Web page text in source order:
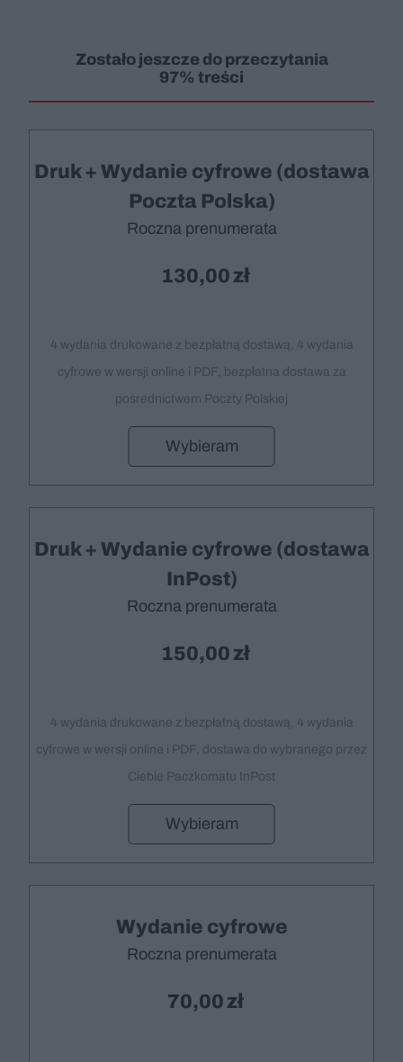
Zostało jeszcze do przeczytania
97% treści
Druk + Wydanie cyfrowe (dostawa
Poczta Polska)
Roczna prenumerata
130,00
4 wydania drukowane z bezpłatną dostawą, 4 wydania
cyfrowe w wersji online i PDF, bezpłatna dostawa za
pośrednictwem Poczty Polskiej
Wybieram
Druk + Wydanie cyfrowe (dostawa
InPost)
Roczna prenumerata
150,00
4 wydania drukowane z bezpłatną dostawą, 4 wydania
cyfrowe w wersji online i PDF, dostawa do wybranego przez
Ciebie Paczkomatu InPost
Wybieram
Wydanie cyfrowe
Roczna prenumerata
70,00